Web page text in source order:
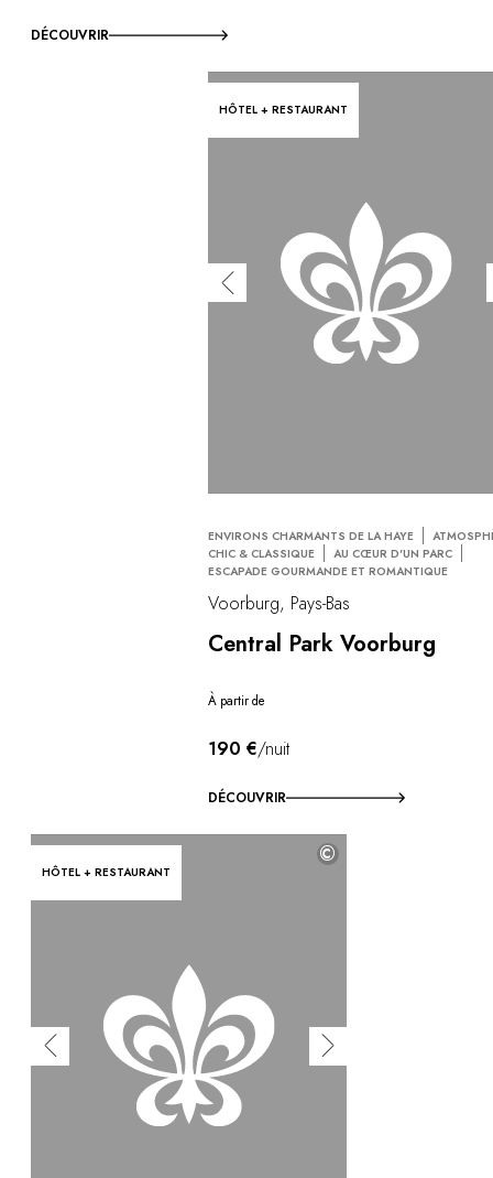
DÉCOUVRIR
HÔTEL + RESTAURANT
ENVIRONS CHARMANTS DE LA HAYE
CHIC & CLASSIQUE
AU CŒUR D'UN PARC
ESCAPADE GOURMANDE ET ROMANTIQUE
Voorburg, Pays-Bas
Central Park Voorburg
À partir de
190 €/nuit
DÉCOUVRIR
HÔTEL + RESTAURANT
©